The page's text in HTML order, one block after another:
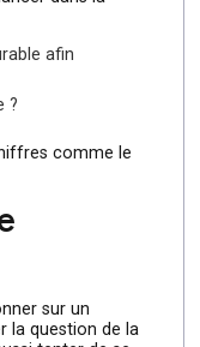
?
de cette stratégie
sur les objectifs à
lancer dans la
?
chiffres comme le